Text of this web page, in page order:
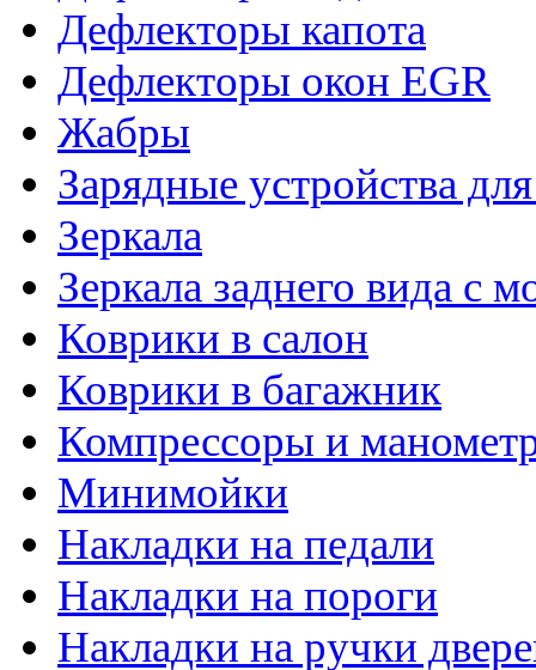
Дефлекторы капота
Дефлекторы окон EGR
Жабры
Зарядные устройства
Зеркала
Зеркала заднего вида с
Коврики в салон
Коврики в багажник
Компрессоры и
Минимойки
Накладки на педали
Накладки на пороги
Накладки на ручки